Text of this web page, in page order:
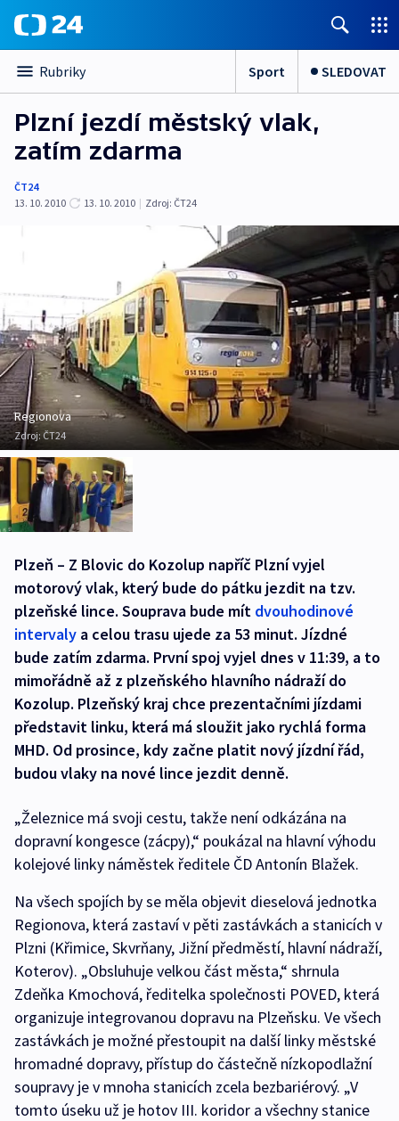
Rubriky Sport SLEDOVAT
Plzní jezdí městský vlak,
zatím zdarma
ČT24
13. 10. 2010
13. 10. 2010 | Zdroj: ČT24
Regionova
Zdroj: ČT24
Plzeň – Z Blovic do Kozolup napříč Plzní vyjel
motorový vlak, který bude do pátku jezdit na tzv.
plzeňské lince. Souprava bude mít dvouhodinové
intervaly a celou trasu ujede za 53 minut. Jízdné
bude zatím zdarma. První spoj vyjel dnes v 11:39, a to
mimořádně až z plzeňského hlavního nádraží do
Kozolup. Plzeňský kraj chce prezentačními jízdami
představit linku, která má sloužit jako rychlá forma
MHD. Od prosince, kdy začne platit nový jízdní řád,
budou vlaky na nové lince jezdit denně.
„Železnice má svoji cestu, takže není odkázána na
dopravní kongesce (zácpy),“ poukázal na hlavní výhodu
kolejové linky náměstek ředitele ČD Antonín Blažek.
Na všech spojích by se měla objevit dieselová jednotka
Regionova, která zastaví v pěti zastávkách a stanicích v
Plzni (Křimice, Skvrňany, Jižní předměstí, hlavní nádraží,
Koterov). „Obsluhuje velkou část města,“ shrnula
Zdeňka Kmochová, ředitelka společnosti POVED, která
organizuje integrovanou dopravu na Plzeňsku. Ve všech
zastávkách je možné přestoupit na další linky městské
hromadné dopravy, přístup do částečně nízkopodlažní
soupravy je v mnoha stanicích zcela bezbariérový. „V
tomto úseku už je hotov III. koridor a všechny stanice